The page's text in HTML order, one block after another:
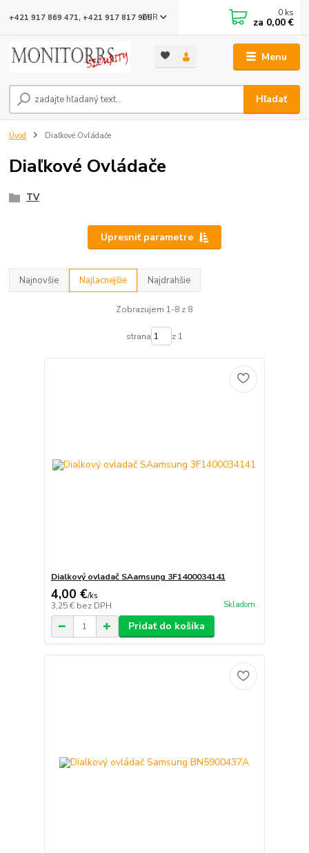
Menu
EUR
Hľadať
+421 917 869 471, +421 917 817 905 0 ks
za 0,00 €
Úvod Diaľkové Ovládače
Diaľkové Ovládače
TV
Upresniť parametre
Najnovšie Najlacnejšie Najdrahšie
Zobrazujem 1-8 z 8
strana z 1
Dialkový ovladač SAamsung 3F1400034141
4,00 €/ks
3,25 € bez DPH Skladom
Pridať do košíka